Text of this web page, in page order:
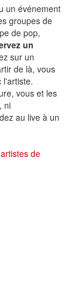
un événement
groupes de
de pop,
un
sur un
de là, vous
l'artiste.
vous et les
ni
au live à un
artistes de